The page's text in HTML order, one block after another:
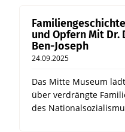
und Opfern Mit
Ben-Joseph
24.09.2025
Das Mitte Museum
über verdrängte
des